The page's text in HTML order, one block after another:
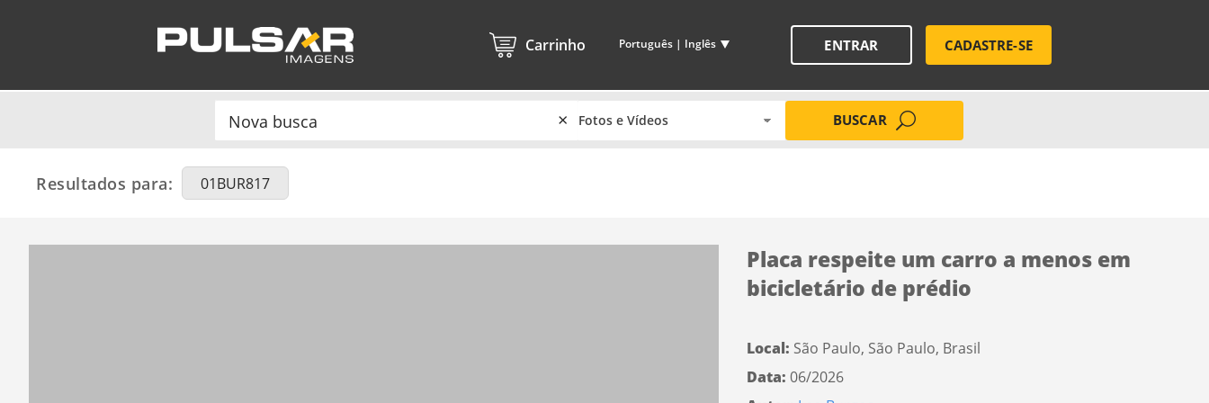
Carrinho Português | Inglês ENTRAR CADASTRE-SE
× BUSCAR
Resultados para: 01BUR817
Placa respeite um carro a menos em
bicicletário de prédio
Local: São Paulo, São Paulo, Brasil
Data: 06/2026